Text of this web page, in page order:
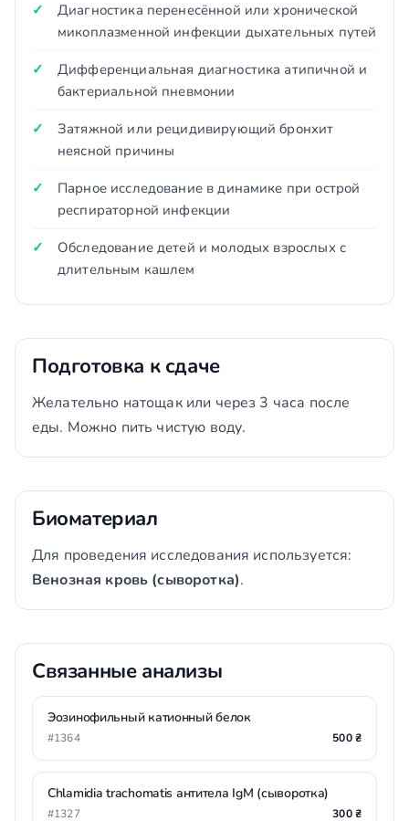
Диагностика перенесённой или хронической
микоплазменной инфекции дыхательных путей
Дифференциальная диагностика атипичной и
бактериальной пневмонии
Затяжной или рецидивирующий бронхит
неясной причины
Парное исследование в динамике при острой
респираторной инфекции
Обследование детей и молодых взрослых с
длительным кашлем
Подготовка к сдаче
Желательно натощак или через 3 часа после
еды. Можно пить чистую воду.
Биоматериал
Для проведения исследования используется:
Венозная кровь (сыворотка).
Связанные анализы
Эозинофильный катионный белок
#1364 500 ₴
Chlamidia trachomatis антитела IgM (сыворотка)
#1327 300 ₴